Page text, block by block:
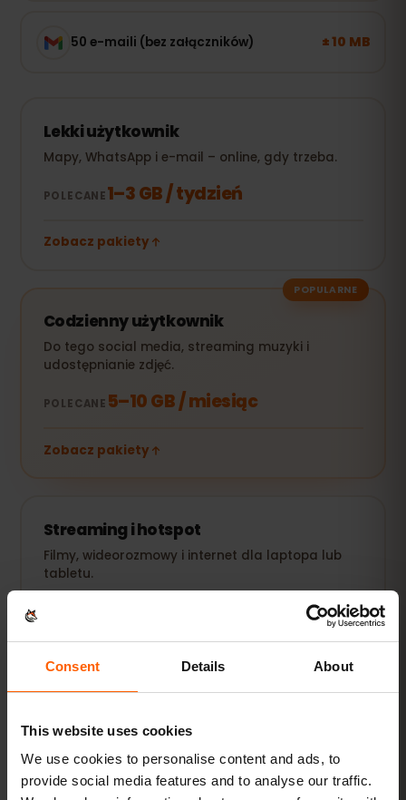
Consent Details About
This website uses cookies
We use cookies to personalise content and ads, to
provide social media features and to analyse our traffic.
50 e-maili (bez załączników) ± 10 MB
Lekki użytkownik
Mapy, WhatsApp i e-mail – online, gdy trzeba.
POLECANE1–3 GB / tydzień
Zobacz pakiety
POPULARNE
Codzienny użytkownik
Do tego social media, streaming muzyki i
udostępnianie zdjęć.
POLECANE 5–10 GB / miesiąc
Zobacz pakiety
Streaming i hotspot
Filmy, wideorozmowy i internet dla laptopa lub
tabletu.
Zobacz pakiety
zależy od urządzenia, ustawień aplikacji i sposobu
korzystania.